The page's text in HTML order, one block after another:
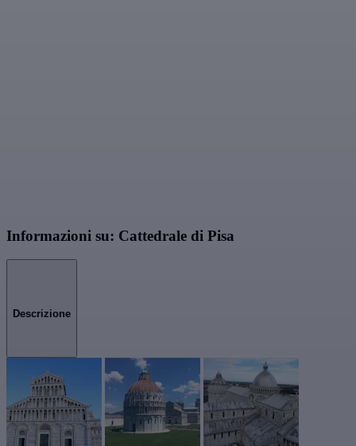
Informazioni su: Cattedrale di Pisa
Descrizione